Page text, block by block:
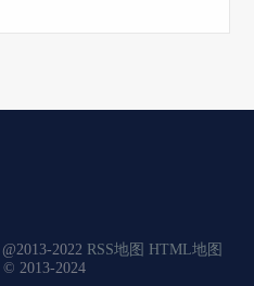
@2013-2022 RSS地图 HTML地图
© 2013-2024